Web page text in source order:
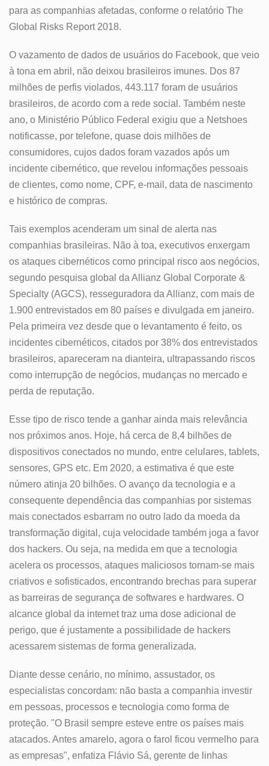
para as companhias afetadas, conforme o relatório The
Global Risks Report 2018.
O vazamento de dados de usuários do Facebook, que veio
à tona em abril, não deixou brasileiros imunes. Dos 87
milhões de perfis violados, 443.117 foram de usuários
brasileiros, de acordo com a rede social. Também neste
ano, o Ministério Público Federal exigiu que a Netshoes
notificasse, por telefone, quase dois milhões de
consumidores, cujos dados foram vazados após um
incidente cibernético, que revelou informações pessoais
de clientes, como nome, CPF, e-mail, data de nascimento
e histórico de compras.
Tais exemplos acenderam um sinal de alerta nas
companhias brasileiras. Não à toa, executivos enxergam
os ataques cibernéticos como principal risco aos negócios,
segundo pesquisa global da Allianz Global Corporate &
Specialty (AGCS), resseguradora da Allianz, com mais de
1.900 entrevistados em 80 países e divulgada em janeiro.
Pela primeira vez desde que o levantamento é feito, os
incidentes cibernéticos, citados por 38% dos entrevistados
brasileiros, apareceram na dianteira, ultrapassando riscos
como interrupção de negócios, mudanças no mercado e
perda de reputação.
Esse tipo de risco tende a ganhar ainda mais relevância
nos próximos anos. Hoje, há cerca de 8,4 bilhões de
dispositivos conectados no mundo, entre celulares, tablets,
sensores, GPS etc. Em 2020, a estimativa é que este
número atinja 20 bilhões. O avanço da tecnologia e a
consequente dependência das companhias por sistemas
mais conectados esbarram no outro lado da moeda da
transformação digital, cuja velocidade também joga a favor
dos hackers. Ou seja, na medida em que a tecnologia
acelera os processos, ataques maliciosos tornam-se mais
criativos e sofisticados, encontrando brechas para superar
as barreiras de segurança de softwares e hardwares. O
alcance global da internet traz uma dose adicional de
perigo, que é justamente a possibilidade de hackers
acessarem sistemas de forma generalizada.
Diante desse cenário, no mínimo, assustador, os
especialistas concordam: não basta a companhia investir
em pessoas, processos e tecnologia como forma de
proteção. "O Brasil sempre esteve entre os países mais
atacados. Antes amarelo, agora o farol ficou vermelho para
as empresas", enfatiza Flávio Sá, gerente de linhas